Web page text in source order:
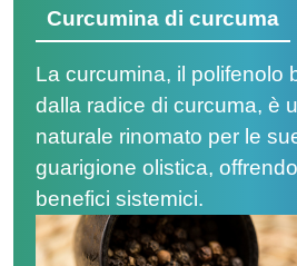
Curcumina di curcuma
La curcumina, il polifenolo
dalla radice di curcuma, è
naturale rinomato per le
guarigione olistica,
benefici sistemici.